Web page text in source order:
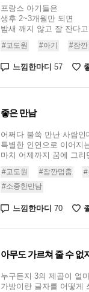
프랑스 아기들은
생후 2~3개월만 되면
밤새 깨지 않고 잘 잔다고
#고도원 #아기 #잠깐
느낌한마디 57
좋은 만남
어쩌다 불쑥 만난 사람인
특별한 인연으로 이어지
마치 어제까지 꿈에 그리
#고도원 #잠깐멈춤 #
#소중한만남
느낌한마디 70
아무도 가르쳐 줄 수 없
누구든지 3의 제곱이 얼
가방이란 글자를 어떻게